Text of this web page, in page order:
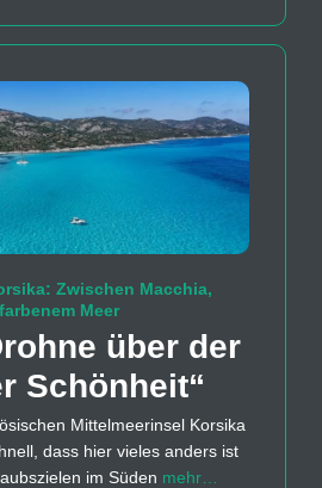
Zwischen Macchia,
Meer
über der
Schönheit“
Mittelmeerinsel Korsika
dass hier vieles anders ist
im Süden mehr…